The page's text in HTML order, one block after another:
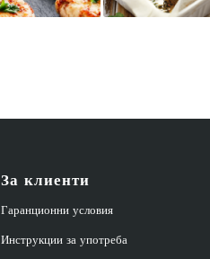
За клиенти
Гаранционни условия
Инструкции за употреба